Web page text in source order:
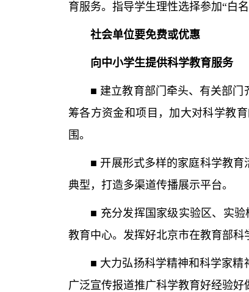
育服务。指导学生理性选择参加“白
社会单位要免费或优惠
向中小学生提供科学教育服务
■ 建立教育部门牵头、有关部门齐
筹各方资金和项目，加大对科学教
围。
■ 开展形式多样的家庭科学教育活
典型，打造多渠道传播展示平台。
■ 充分发挥国家级实验区、实验
教育中心。发挥好北京市在教育部科
■ 大力弘扬科学精神和科学家精神
广泛宣传报道推广科学教育好经验好